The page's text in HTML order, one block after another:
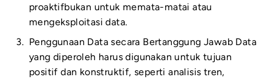
proaktifbukan untuk memata-matai atau
mengeksploitasi data.
Penggunaan Data secara Bertanggung Jawab Data
yang diperoleh harus digunakan untuk tujuan
positif dan konstruktif, seperti analisis tren,